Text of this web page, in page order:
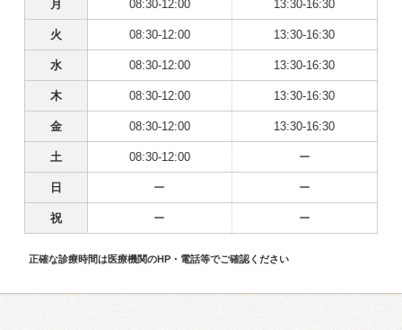
月 08:30-12:00 13:30-16:30
火 08:30-12:00 13:30-16:30
水 08:30-12:00 13:30-16:30
木 08:30-12:00 13:30-16:30
金 08:30-12:00 13:30-16:30
土 08:30-12:00 ー
日 ー ー
祝 ー ー
正確な診療時間は医療機関のHP・電話等でご確認ください